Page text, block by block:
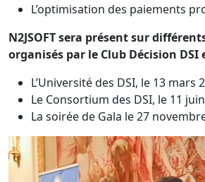
L’optimisation des paiements
N2JSOFT sera présent sur
organisés par le Club Décision DSI
L’Université des DSI, le 13 mars
Le Consortium des DSI, le 11
La soirée de Gala le 27